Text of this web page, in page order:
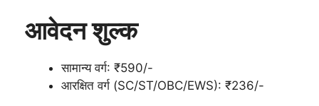
आवेदन शुल्क
सामान्य वर्ग: ₹590/-
आरक्षित वर्ग (SC/ST/OBC/EWS): ₹236/-